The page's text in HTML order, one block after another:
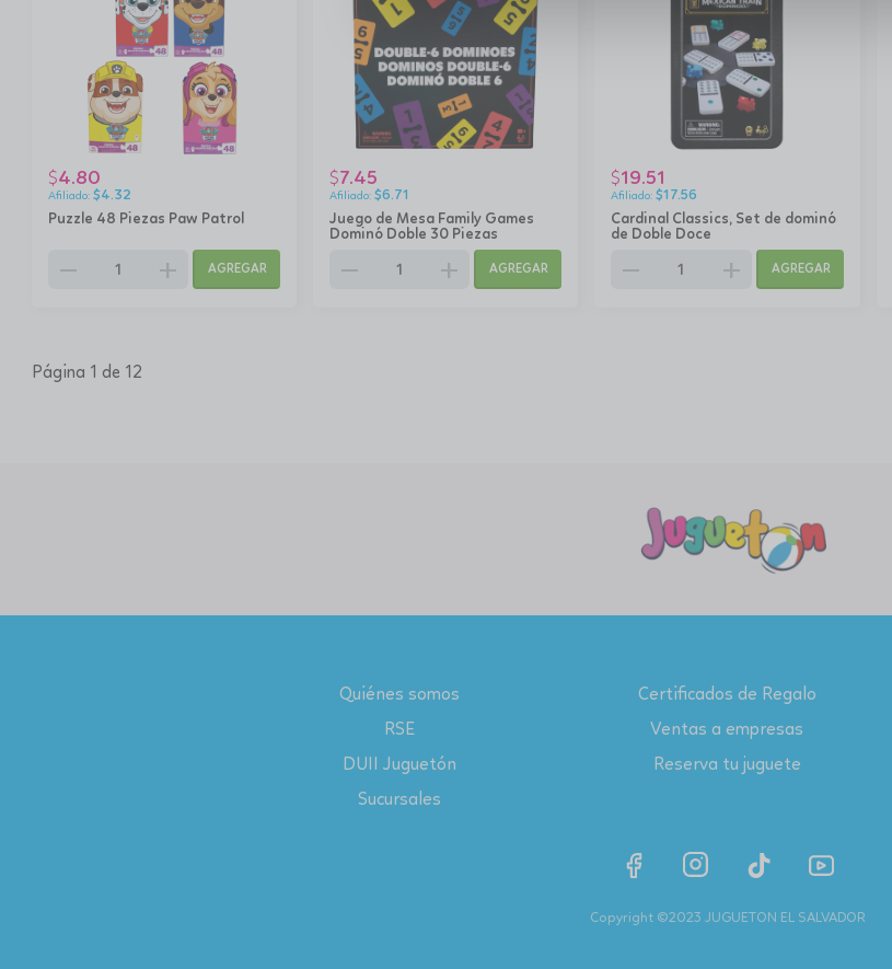
Puzzle 48 Piezas Paw Patrol
$4.80
$4.32
remove add AGREGAR
Juego de Mesa Family Games
Dominó Doble 30 Piezas
$7.45
$6.71
remove add AGREGAR
Cardinal Classics, Set de dominó
de Doble Doce
$19.51
$17.56
remove add AGREGAR
Página 1 de 12
Quiénes somos
RSE
DUII Juguetón
Sucursales
Certificados de Regalo
Ventas a empresas
Reserva tu juguete
Copyright ©2023 JUGUETON EL SALVADOR